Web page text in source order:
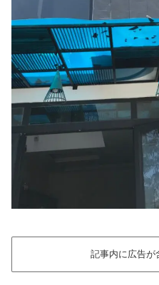
記事内に広告が